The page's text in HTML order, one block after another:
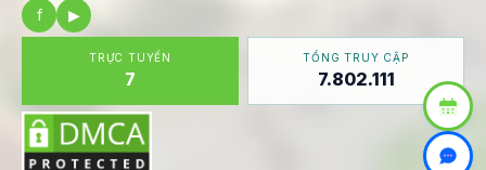
f
▶
TRỰC TUYẾN
7
TỔNG TRUY CẬP
7.802.111